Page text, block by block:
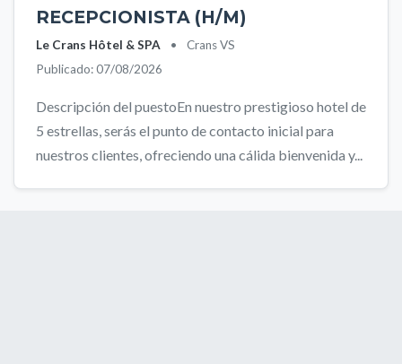
RECEPCIONISTA (H/M)
Le Crans Hôtel & SPA •
Crans VS
Publicado: 07/08/2026
Descripción del puestoEn nuestro prestigioso hotel de
5 estrellas, serás el punto de contacto inicial para
nuestros clientes, ofreciendo una cálida bienvenida y...